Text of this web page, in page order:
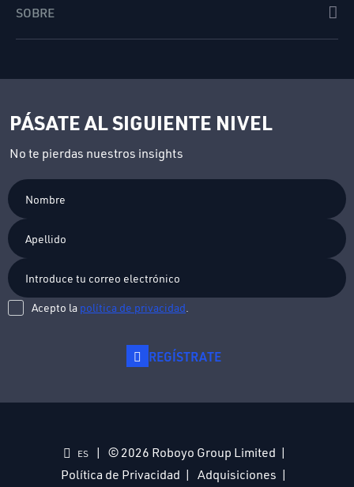
SOBRE
PÁSATE AL SIGUIENTE NIVEL
No te pierdas nuestros insights
Acepto la política de privacidad
REGÍSTRATE
ES
© 2026 Roboyo Group Limited
Política de Privacidad
Adquisiciones